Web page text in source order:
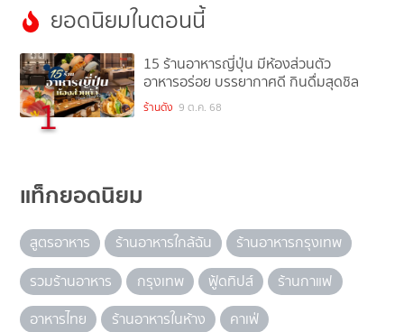
ยอดนิยมในตอนนี้
1
15 ร้านอาหารญี่ปุ่น มีห้องส่วนตัว
อาหารอร่อย บรรยากาศดี กินดื่มสุดชิล
ร้านดัง 9 ต.ค. 68
แท็กยอดนิยม
สูตรอาหาร ร้านอาหารใกล้ฉัน
ร้านอาหารกรุงเทพ
รวมร้านอาหาร
กรุงเทพ ฟู้ดทิปส์
ร้านกาแฟ
อาหารไทย
ร้านอาหารในห้าง คาเฟ่